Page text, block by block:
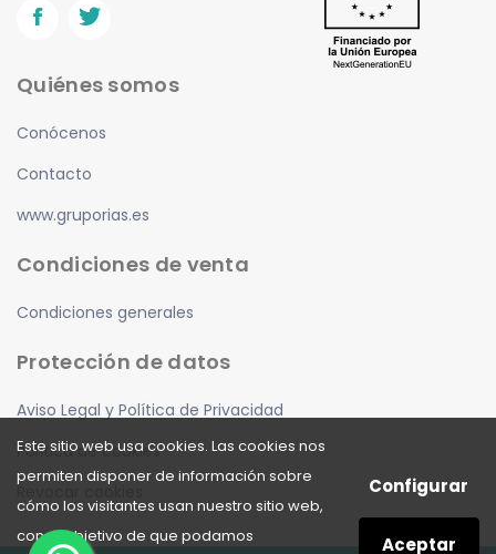
Quiénes somos
Conócenos
Contacto
www.gruporias.es
Condiciones de venta
Condiciones generales
Protección de datos
Aviso Legal y Política de Privacidad
Política de cookies
Este sitio web usa cookies. Las cookies nos
permiten disponer de información sobre
cómo los visitantes usan nuestro sitio web,
con el objetivo de que podamos
Configurar
Aceptar